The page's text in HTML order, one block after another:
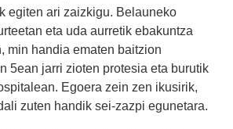
egiten ari zaizkigu. Belauneko
eta uda aurretik ebakuntza
min handia ematen baitzion
5ean jarri zioten protesia eta burutik
Egoera zein zen ikusirik,
zuten handik sei-zazpi egunetara.